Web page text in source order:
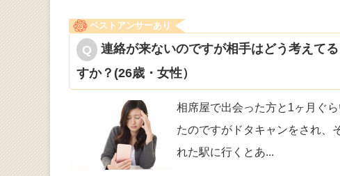
ベストアンサーあり
連絡が来ないのですが相手はどう考えて
すか？(26歳・女性）
相席屋で出会った方と1ヶ月ぐ
たのですがドタキャンをされ、
れた駅に行くとあ...